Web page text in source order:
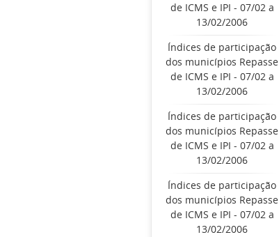
de ICMS e IPI - 07/02 a
13/02/2006
Índices de participação
dos municípios Repasse
de ICMS e IPI - 07/02 a
13/02/2006
Índices de participação
dos municípios Repasse
de ICMS e IPI - 07/02 a
13/02/2006
Índices de participação
dos municípios Repasse
de ICMS e IPI - 07/02 a
13/02/2006